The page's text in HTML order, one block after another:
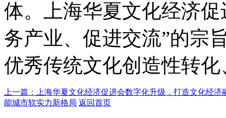
体。上海华夏文化经济
务产业、促进交流”的宗
优秀传统文化创造性转
上一篇：上海华夏文化经济促进会数字化升级，打造文化经济
能城市软实力新格局 返回首页